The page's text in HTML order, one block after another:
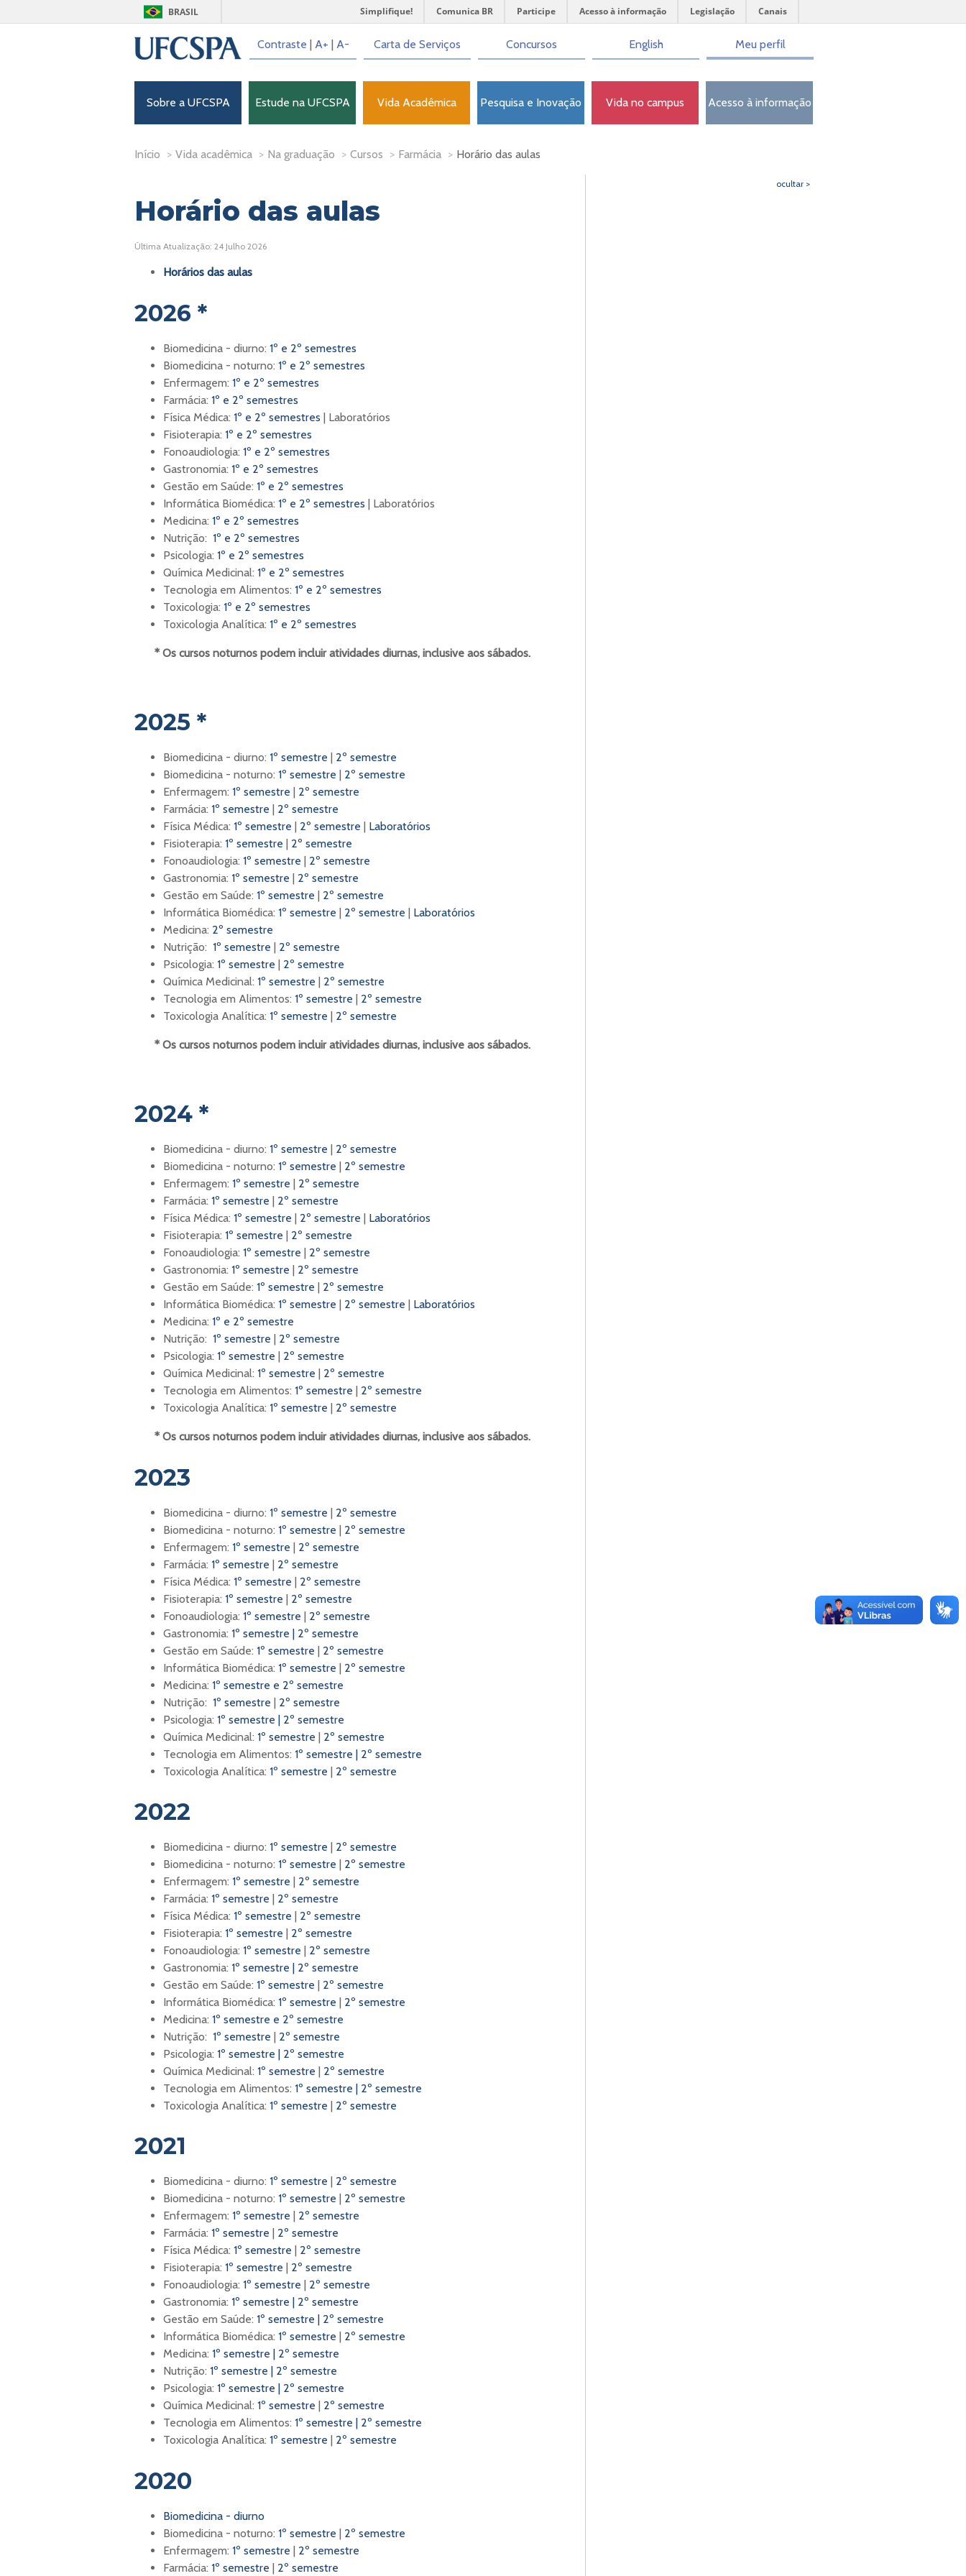
BRASIL Simplifique! Comunica BR Participe Acesso à informação Legislação Canais
Contraste | A+ | A- Carta de Serviços Concursos English Meu perfil
Sobre a UFCSPA Estude na UFCSPA Vida Acadêmica Pesquisa e Inovação Vida no campus Acesso à informação
Início > Vida acadêmica > Na graduação > Cursos > Farmácia > Horário das aulas
Horário das aulas
Última Atualização: 24 Julho 2026
Horários das aulas
2026 *
Biomedicina - diurno: 1º e 2º semestres
Biomedicina - noturno: 1º e 2º semestres
Enfermagem: 1º e 2º semestres
Farmácia: 1º e 2º semestres
Física Médica: 1º e 2º semestres | Laboratórios
Fisioterapia: 1º e 2º semestres
Fonoaudiologia: 1º e 2º semestres
Gastronomia: 1º e 2º semestres
Gestão em Saúde: 1º e 2º semestres
Informática Biomédica: 1º e 2º semestres | Laboratórios
Medicina: 1º e 2º semestres
Nutrição: 1º e 2º semestres
Psicologia: 1º e 2º semestres
Química Medicinal: 1º e 2º semestres
Tecnologia em Alimentos: 1º e 2º semestres
Toxicologia: 1º e 2º semestres
Toxicologia Analítica: 1º e 2º semestres
* Os cursos noturnos podem incluir atividades diurnas, inclusive aos sábados.
2025 *
Biomedicina - diurno: 1º semestre | 2º semestre
Biomedicina - noturno: 1º semestre | 2º semestre
Enfermagem: 1º semestre | 2º semestre
Farmácia: 1º semestre | 2º semestre
Física Médica: 1º semestre | 2º semestre | Laboratórios
Fisioterapia: 1º semestre | 2º semestre
Fonoaudiologia: 1º semestre | 2º semestre
Gastronomia: 1º semestre | 2º semestre
Gestão em Saúde: 1º semestre | 2º semestre
Informática Biomédica: 1º semestre | 2º semestre | Laboratórios
Medicina: 2º semestre
Nutrição: 1º semestre | 2º semestre
Psicologia: 1º semestre | 2º semestre
Química Medicinal: 1º semestre | 2º semestre
Tecnologia em Alimentos: 1º semestre | 2º semestre
Toxicologia Analítica: 1º semestre | 2º semestre
* Os cursos noturnos podem incluir atividades diurnas, inclusive aos sábados.
2024 *
Biomedicina - diurno: 1º semestre
2º semestre
Biomedicina - noturno: 1º semestre
2º semestre
Enfermagem: 1º semestre
2º semestre
Farmácia: 1º semestre
2º semestre
Física Médica: 1º semestre 2º semestre
Laboratórios
Fisioterapia: 1º semestre
2º semestre
Fonoaudiologia: 1º semestre
2º semestre
Gastronomia: 1º semestre
2º semestre
Gestão em Saúde: 1º semestre
2º semestre
Informática Biomédica: 1º semestre 2º semestre
Laboratórios
Medicina: 1º e 2º semestre
Nutrição: 1º semestre
2º semestre
Psicologia: 1º semestre
2º semestre
Química Medicinal: 1º semestre
2º semestre
Tecnologia em Alimentos: 1º semestre
2º semestre
Toxicologia Analítica: 1º semestre 2º semestre
* Os cursos noturnos podem incluir atividades diurnas, inclusive aos sábados.
2023
Biomedicina - diurno: 1º semestre | 2º semestre
Biomedicina - noturno: 1º semestre | 2º semestre
Enfermagem: 1º semestre | 2º semestre
Farmácia: 1º semestre | 2º semestre
Física Médica: 1º semestre | 2º semestre
Fisioterapia: 1º semestre | 2º semestre
Fonoaudiologia: 1º semestre | 2º semestre
Gastronomia: 1º semestre | 2º semestre
Gestão em Saúde: 1º semestre | 2º semestre
Informática Biomédica: 1º semestre | 2º semestre
Medicina: 1º semestre e 2º semestre
Nutrição: 1º semestre | 2º semestre
Psicologia: 1º semestre | 2º semestre
Química Medicinal: 1º semestre | 2º semestre
Tecnologia em Alimentos: 1º semestre | 2º semestre
Toxicologia Analítica: 1º semestre | 2º semestre
2022
Biomedicina - diurno: 1º semestre | 2º semestre
Biomedicina - noturno: 1º semestre | 2º semestre
Enfermagem: 1º semestre | 2º semestre
Farmácia: 1º semestre | 2º semestre
Física Médica: 1º semestre | 2º semestre
Fisioterapia: 1º semestre | 2º semestre
Fonoaudiologia: 1º semestre | 2º semestre
Gastronomia: 1º semestre | 2º semestre
Gestão em Saúde: 1º semestre | 2º semestre
Informática Biomédica: 1º semestre | 2º semestre
Medicina: 1º semestre e 2º semestre
Nutrição: 1º semestre | 2º semestre
Psicologia: 1º semestre | 2º semestre
Química Medicinal: 1º semestre | 2º semestre
Tecnologia em Alimentos: 1º semestre | 2º semestre
Toxicologia Analítica: 1º semestre | 2º semestre
2021
Biomedicina - diurno: 1º semestre
2º semestre
Biomedicina - noturno: 1º semestre
2º semestre
Enfermagem: 1º semestre
2º semestre
Farmácia: 1º semestre
2º semestre
Física Médica: 1º semestre
2º semestre
Fisioterapia: 1º semestre
2º semestre
Fonoaudiologia: 1º semestre
2º semestre
Gastronomia: 1º semestre
2º semestre
Gestão em Saúde: 1º semestre
2º semestre
Informática Biomédica: 1º semestre
2º semestre
Medicina: 1º semestre | 2º semestre
Nutrição: 1º semestre
2º semestre
Psicologia: 1º semestre
2º semestre
Química Medicinal: 1º semestre
2º semestre
Tecnologia em Alimentos: 1º semestre
2º semestre
Toxicologia Analítica: 1º semestre 2º semestre
2020
Biomedicina - diurno
Biomedicina - noturno: 1º semestre | 2º semestre
Enfermagem: 1º semestre | 2º semestre
Farmácia: 1º semestre | 2º semestre
ocultar >